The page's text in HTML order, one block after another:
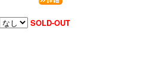
SOLD-OUT